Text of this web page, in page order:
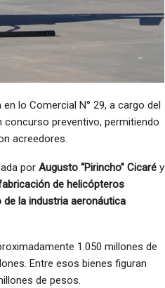
lo Comercial N° 29, a cargo del
preventivo, permitiendo
acreedores.
por Augusto “Pirincho” Cicaré y
de helicópteros
la industria aeronáutica
1.050 millones de
Entre esos bienes figuran
de pesos.